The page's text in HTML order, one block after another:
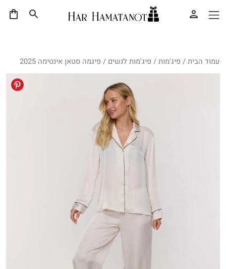
עמוד הבית/ פיג'מות/ פיג'מות לנשים / פיגמה סטאן אינטימה 2025